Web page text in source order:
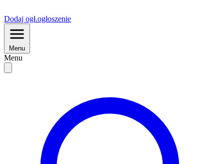
Dodaj ogł.ogłoszenie
Menu
Menu